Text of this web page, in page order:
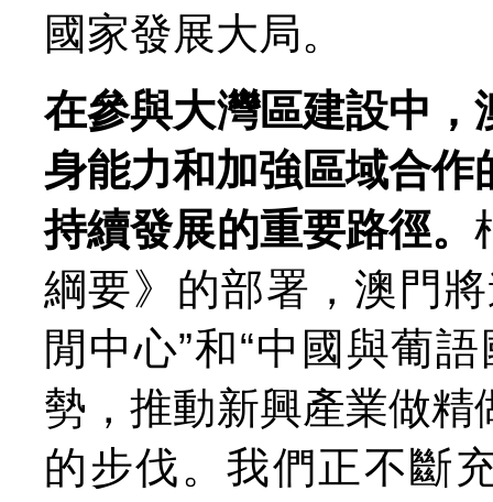
國家發展大局。
在參與大灣區建設中
身能力和加強區域合作
持續發展的重要路徑。
綱要》的部署，澳門
閒中心”和“中國與葡
勢，推動新興產業做
的步伐。我們正不斷